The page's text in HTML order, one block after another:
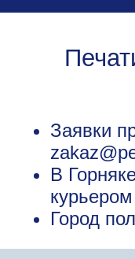
Заявки
В
Город